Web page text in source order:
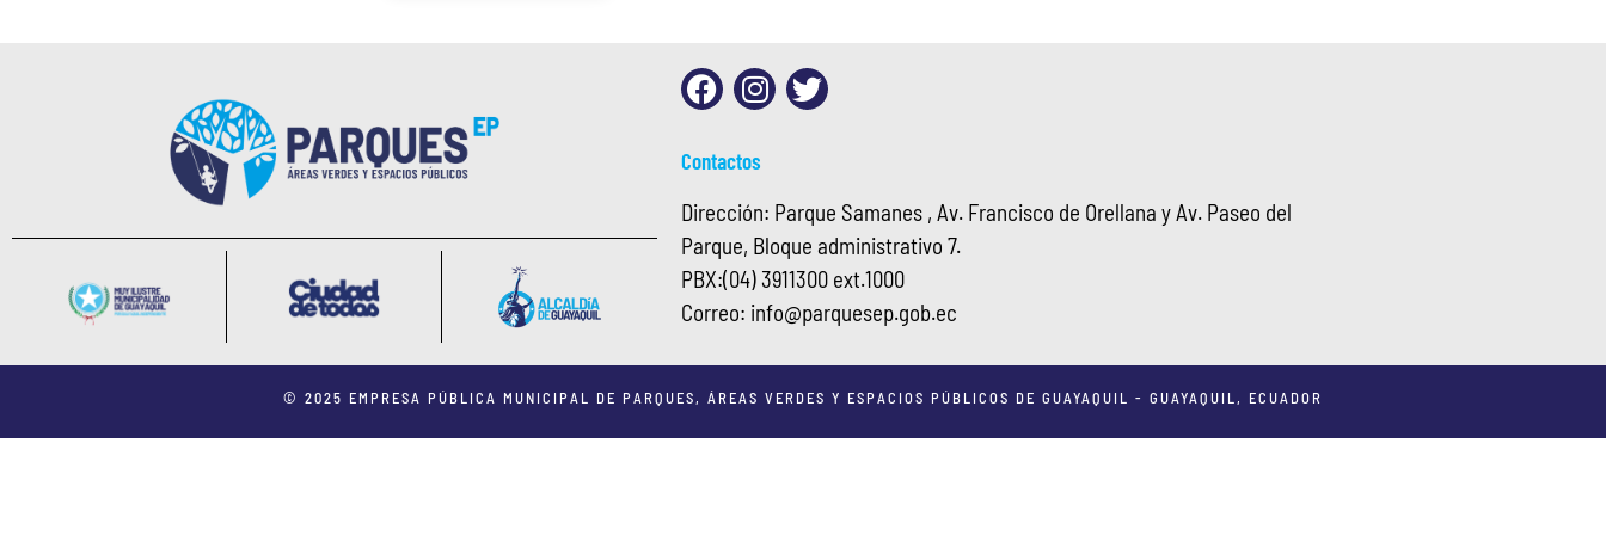
Contactos
Dirección: Parque Samanes , Av. Francisco de Orellana y Av. Paseo del
Parque, Bloque administrativo 7.
PBX:(04) 3911300 ext.1000
Correo: info@parquesep.gob.ec
© 2025 EMPRESA PÚBLICA MUNICIPAL DE PARQUES, ÁREAS VERDES Y ESPACIOS PÚBLICOS DE GUAYAQUIL - GUAYAQUIL, ECUADOR